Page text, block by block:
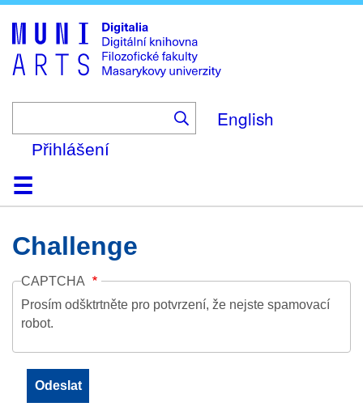
to
main
content
English
Přihlášení
DomůKolekce
Prohlížení
Vyhledávání
O platformě
Nápověda
KontaktDigitalia
Challenge
CAPTCHA
Prosím odšktrtněte pro potvrzení, že nejste spamovací
robot.